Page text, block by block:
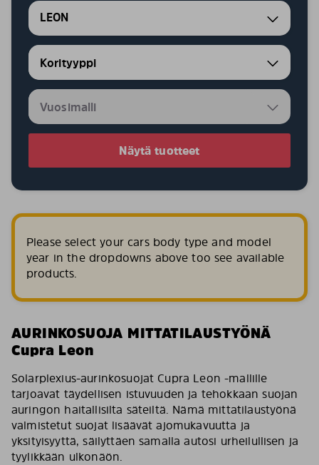
LEON
Näytä tuotteet
Please select your cars body type and model
year in the dropdowns above too see available
products.
AURINKOSUOJA MITTATILAUSTYÖNÄ
Cupra Leon
Solarplexius-aurinkosuojat Cupra Leon -mallille
tarjoavat täydellisen istuvuuden ja tehokkaan suojan
auringon haitallisilta säteiltä. Nämä mittatilaustyönä
valmistetut suojat lisäävät ajomukavuutta ja
yksityisyyttä, säilyttäen samalla autosi urheilullisen ja
tyylikkään ulkonäön.